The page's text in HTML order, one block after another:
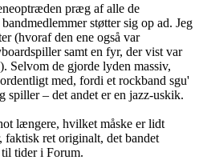
præg af alle de
støtter sig op ad. Jeg
(hvoraf den ene også var
samt en fyr, der vist var
Selvom de gjorde lyden massiv,
med, fordi et rockband sgu'
spiller – det andet er en jazz-uskik.
længere, hvilket måske er lidt
ret originalt, det bandet
tider i Forum.